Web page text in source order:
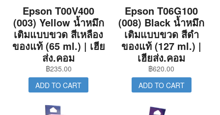
Epson T00V400
(003) Yellow น้ำหมึก
เติมแบบขวด สีเหลือง
ของแท้ (65 ml.) | เฮีย
ส่ง.คอม
฿235.00
ADD TO CART
Epson T06G100
(008) Black น้ำหมึก
เติมแบบขวด สีดำ
ของแท้ (127 ml.) |
เฮียส่ง.คอม
฿620.00
ADD TO CART